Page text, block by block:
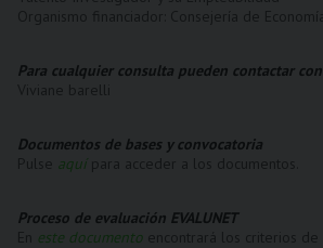
Para cualquier consulta pueden contactar con
Documentos de bases y convocatoria
aquí
Proceso de evaluación EVALUNET
este documento